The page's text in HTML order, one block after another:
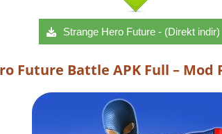
Strange Hero Future - (Direkt indir)
Future Battle APK Full – Mod